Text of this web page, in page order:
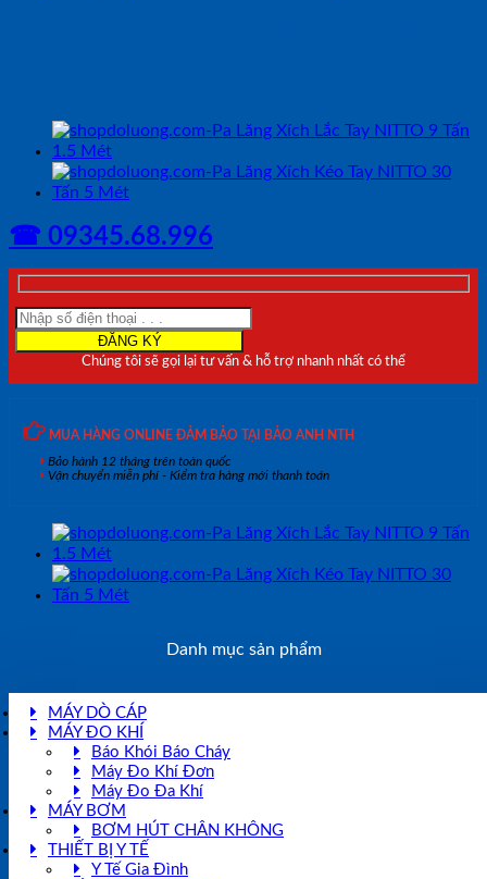
☎ 09345.68.996
Chúng tôi sẽ gọi lại tư vấn & hỗ trợ nhanh nhất có thể
MUA HÀNG ONLINE ĐẢM BẢO TẠI BẢO ANH NTH
Bảo hành 12 tháng trên toàn quốc
Vận chuyển miễn phí - Kiểm tra hàng mới thanh toán
Danh mục sản phẩm
MÁY DÒ CÁP
MÁY ĐO KHÍ
Báo Khói Báo Cháy
Máy Đo Khí Đơn
Máy Đo Đa Khí
MÁY BƠM
BƠM HÚT CHÂN KHÔNG
THIẾT BỊ Y TẾ
Y Tế Gia Đình